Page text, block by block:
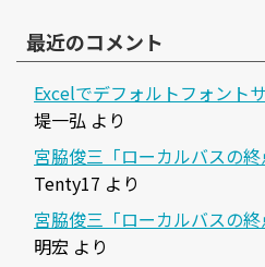
最近のコメント
Excelでデフォルトフォント
堤一弘 より
宮脇俊三「ローカルバスの
Tenty17 より
宮脇俊三「ローカルバスの
明宏 より